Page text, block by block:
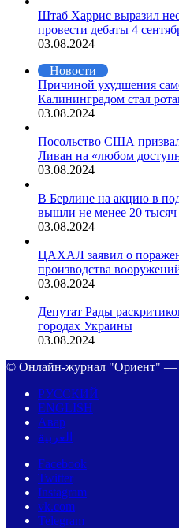
Штаб Харрис выразил
провести дебаты 4
03.08.2024
Новости
Причиной ухудшения
Калининградом стал
03.08.2024
Посольство США
Ливан на «любом
03.08.2024
В Берлине на акцию в
вышли не менее 20 тысяч
03.08.2024
ЦАХАЛ заявил о
производства
03.08.2024
Депутат Рады
городах Украины
03.08.2024
© Онлайн-журнал "Ориент" —
РУССКИЙ
ENGLISH
Авар
العربية
Facebook
Twitter
Instagram
vk.com
Telegram